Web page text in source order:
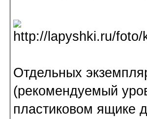
Отдельных
(рекомендуемый
пластиковом ящике